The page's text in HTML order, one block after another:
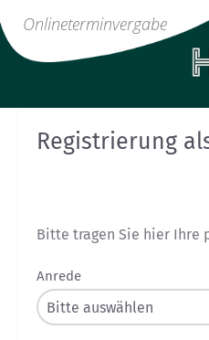
Onlineterminvergabe
Registrierung
Bitte tragen Sie hier Ihre
Anrede